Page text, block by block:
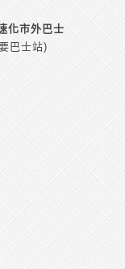
化市外巴士
巴士站)